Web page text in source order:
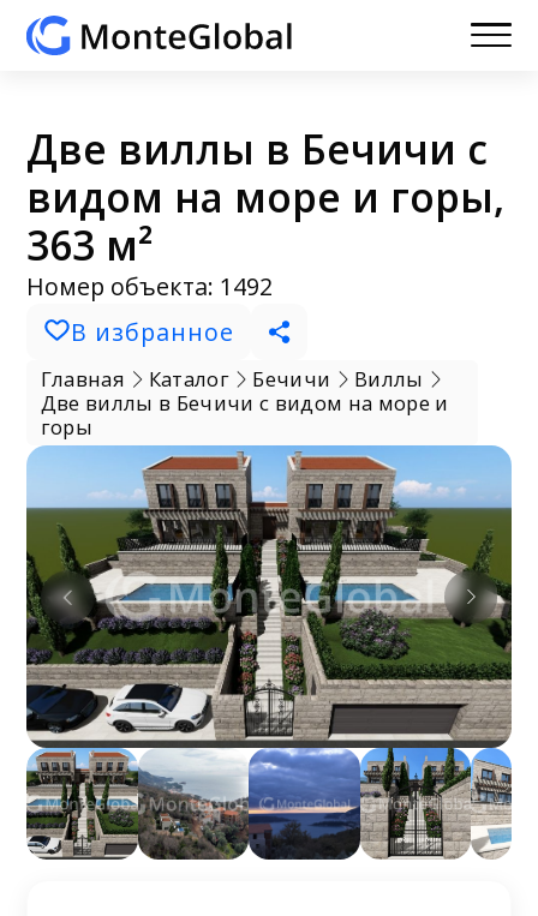
Две виллы в Бечичи с
видом на море и горы,
363 м²
Номер объекта: 1492
В избранное
Главная Каталог Бечичи
Виллы
Две виллы в Бечичи с видом на море и
горы